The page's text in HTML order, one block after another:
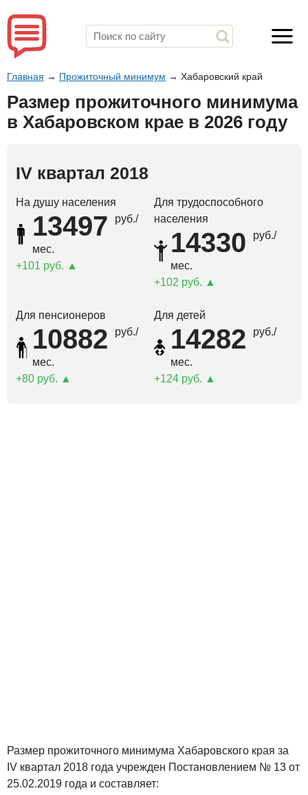
Главная → Прожиточный минимум → Хабаровский край
Размер прожиточного минимума
в Хабаровском крае в 2026 году
IV квартал 2018
На душу населения
13497 руб./
мес.
101 руб.
Для трудоспособного
населения
14330 руб./
мес.
102 руб.
Для пенсионеров
10882 руб./
мес.
80 руб.
Для детей
14282 руб./
мес.
124 руб.
Размер прожиточного минимума Хабаровского края за
IV квартал 2018 года учрежден Постановлением № 13 от
25.02.2019 года и составляет: